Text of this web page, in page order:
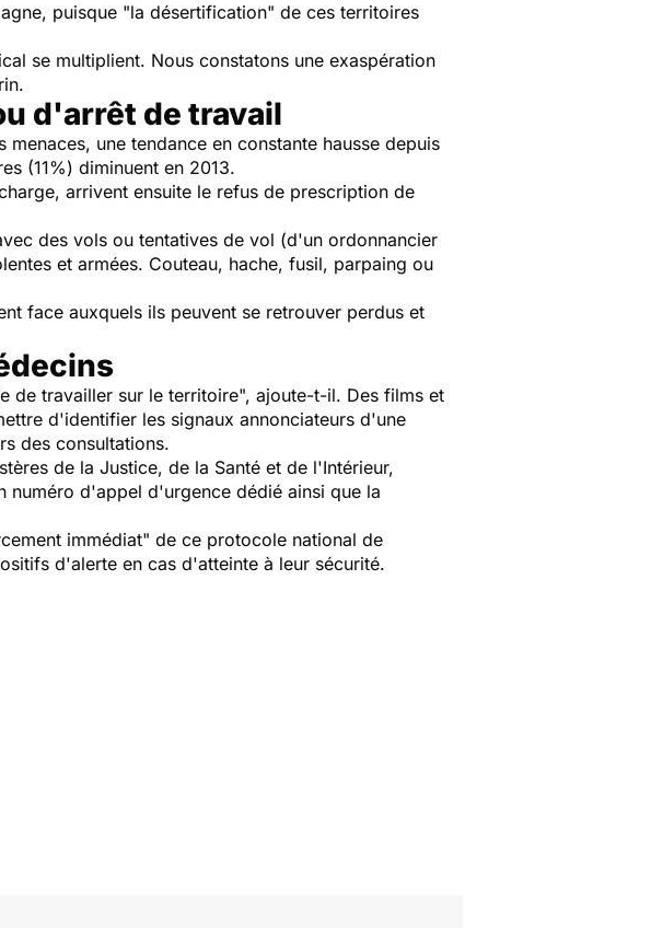
puisque "la désertification" de ces territoires
se multiplient. Nous constatons une exaspération
d'arrêt de travail
une tendance en constante hausse depuis
(11%) diminuent en 2013.
arrivent ensuite le refus de prescription de
des vols ou tentatives de vol (d'un ordonnancier
et armées. Couteau, hache, fusil, parpaing ou
face auxquels ils peuvent se retrouver perdus et
de travailler sur le territoire", ajoute-t-il. Des films et
d'identifier les signaux annonciateurs d'une
des consultations.
de la Justice, de la Santé et de l'Intérieur,
numéro d'appel d'urgence dédié ainsi que la
immédiat" de ce protocole national de
d'alerte en cas d'atteinte à leur sécurité.